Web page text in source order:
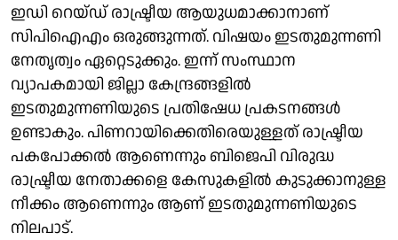
ഇഡി റെയ്ഡ് രാഷ്ട്രീയ ആയുധമാക്കാനാണ്
സിപിഐഎം ഒരുങ്ങുന്നത്. വിഷയം ഇടതുമുന്നണി
നേതൃത്വം ഏറ്റെടുക്കും. ഇന്ന് സംസ്ഥാന
വ്യാപകമായി ജില്ലാ കേന്ദ്രങ്ങളില്‍
ഇടതുമുന്നണിയുടെ പ്രതിഷേധ പ്രകടനങ്ങള്‍
ഉണ്ടാകും. പിണറായിക്കെതിരെയുള്ളത് രാഷ്ട്രീയ
പകപോക്കല്‍ ആണെന്നും ബിജെപി വിരുദ്ധ
രാഷ്ട്രീയ നേതാക്കളെ കേസുകളില്‍ കുടുക്കാനുള്ള
നീക്കം ആണെന്നും ആണ് ഇടതുമുന്നണിയുടെ
നിലപാട്.